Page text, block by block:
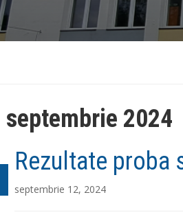
septembrie 2024
Rezultate proba
septembrie 12, 2024